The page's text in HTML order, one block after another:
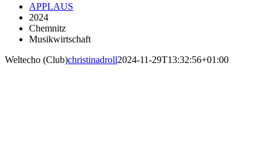
APPLAUS
2024
Chemnitz
Musikwirtschaft
Weltecho (Club)christinadroll2024-11-29T13:32:56+01:00